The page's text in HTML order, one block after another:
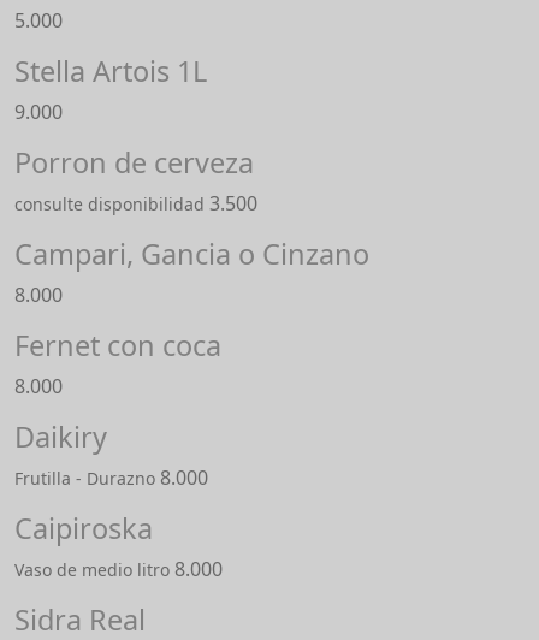
5.000
Stella Artois 1L
9.000
Porron de cerveza
consulte disponibilidad 3.500
Campari, Gancia o Cinzano
8.000
Fernet con coca
8.000
Daikiry
Frutilla - Durazno 8.000
Caipiroska
Vaso de medio litro 8.000
Sidra Real